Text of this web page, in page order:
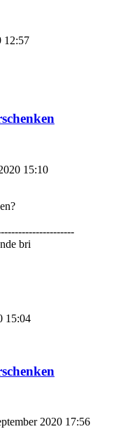
12:57
15:10
bri
15:04
2020 17:56